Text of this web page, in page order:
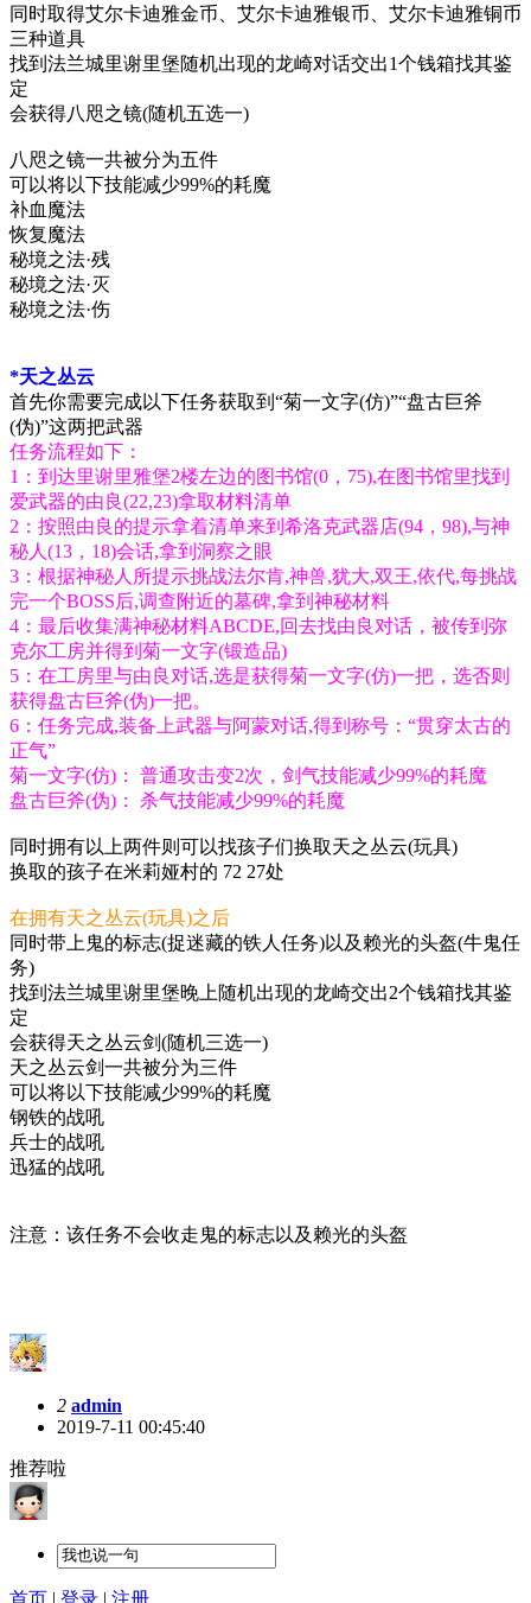
同时取得艾尔卡迪雅金币、艾尔卡迪雅银币、艾尔卡迪雅铜币
三种道具
找到法兰城里谢里堡随机出现的龙崎对话交出1个钱箱找其鉴
定
会获得八咫之镜(随机五选一)
八咫之镜一共被分为五件
可以将以下技能减少99%的耗魔
补血魔法
恢复魔法
秘境之法·残
秘境之法·灭
秘境之法·伤
*天之丛云
首先你需要完成以下任务获取到“菊一文字(仿)”“盘古巨斧
(伪)”这两把武器
任务流程如下：
1：到达里谢里雅堡2楼左边的图书馆(0，75),在图书馆里找到
爱武器的由良(22,23)拿取材料清单
2：按照由良的提示拿着清单来到希洛克武器店(94，98),与神
秘人(13，18)会话,拿到洞察之眼
3：根据神秘人所提示挑战法尔肯,神兽,犹大,双王,依代,每挑战
完一个BOSS后,调查附近的墓碑,拿到神秘材料
4：最后收集满神秘材料ABCDE,回去找由良对话，被传到弥
克尔工房并得到菊一文字(锻造品)
5：在工房里与由良对话,选是获得菊一文字(仿)一把，选否则
获得盘古巨斧(伪)一把。
6：任务完成,装备上武器与阿蒙对话,得到称号：“贯穿太古的
正气”
菊一文字(仿)： 普通攻击变2次，剑气技能减少99%的耗魔
盘古巨斧(伪)： 杀气技能减少99%的耗魔
同时拥有以上两件则可以找孩子们换取天之丛云(玩具)
换取的孩子在米莉娅村的 72 27处
在拥有天之丛云(玩具)之后
同时带上鬼的标志(捉迷藏的铁人任务)以及赖光的头盔(牛鬼任
务)
找到法兰城里谢里堡晚上随机出现的龙崎交出2个钱箱找其鉴
定
会获得天之丛云剑(随机三选一)
天之丛云剑一共被分为三件
可以将以下技能减少99%的耗魔
钢铁的战吼
兵士的战吼
迅猛的战吼
注意：该任务不会收走鬼的标志以及赖光的头盔
2 admin
2019-7-11 00:45:40
推荐啦
首页 | 登录 | 注册